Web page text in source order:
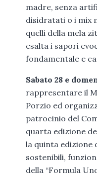
madre, senza
disidratati o i mix
quelli della mela
esalta i sapori
fondamentale e
Sabato 28 e
rappresentare il
Porzio ed
patrocinio del
quarta edizione
la quinta edizione
sostenibili,
della “Formula